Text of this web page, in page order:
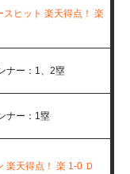
スヒット 楽天得点！ 楽
ナー：1、2塁
ナー：1塁
楽天得点！ 楽 1-0 Ｄ